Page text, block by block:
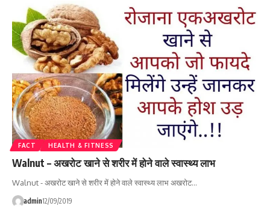
FACT HEALTH & FITNESS
Walnut – अखरोट खाने से शरीर में होने वाले स्वास्थ्य लाभ
Walnut - अखरोट खाने से शरीर में होने वाले स्वास्थ्य लाभ अखरोट…
admin12/09/2019